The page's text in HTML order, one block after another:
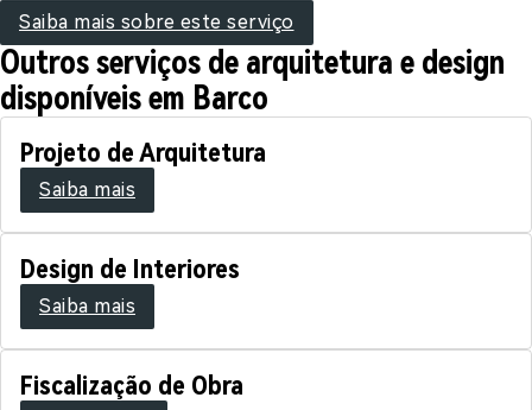
Saiba mais sobre este serviço
Outros serviços de arquitetura e design
disponíveis em Barco
Projeto de Arquitetura
Saiba mais
Design de Interiores
Saiba mais
Fiscalização de Obra